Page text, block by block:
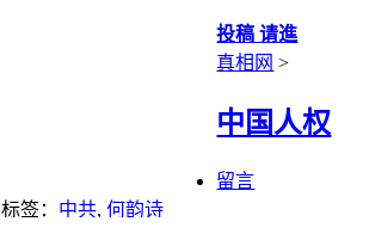
投稿 请進
真相网 >
中国人权
留言
标签： 中共, 何韵诗